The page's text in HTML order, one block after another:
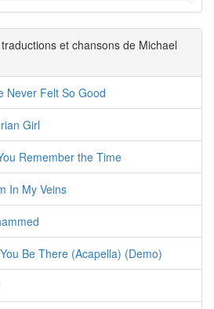
et chansons de Michael
Never Felt So Good
Girl
Remember the Time
In My Veins
Be There (Acapella) (Demo)